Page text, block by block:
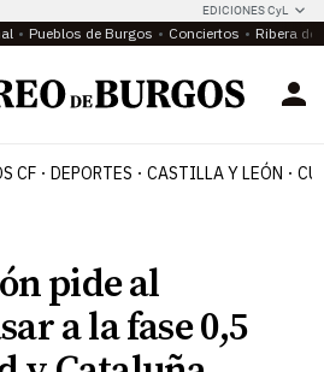
EDICIONES CyL
Pueblos de Burgos Conciertos Ribera del
CF DEPORTES CASTILLA Y LEÓN
pide al
a la fase 0,5